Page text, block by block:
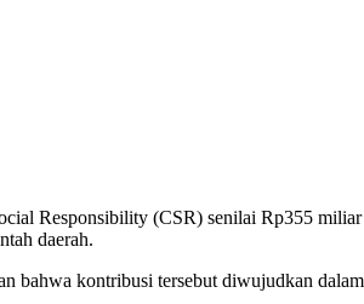
Responsibility (CSR) senilai Rp355
daerah.
bahwa kontribusi tersebut diwujudkan